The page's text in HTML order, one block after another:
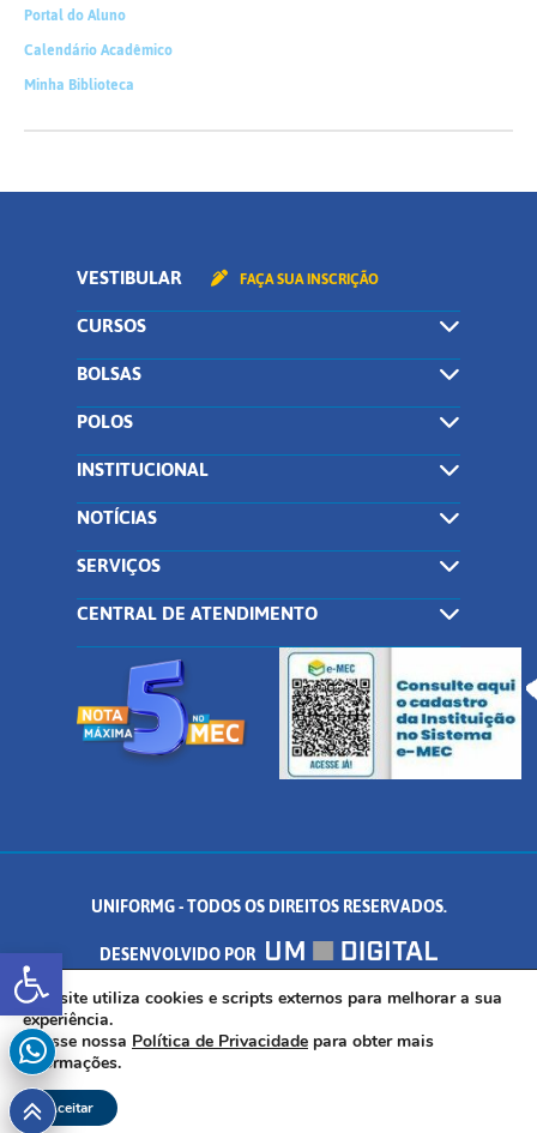
Abrir a barra de ferramentas
Portal do Aluno
Calendário Acadêmico
Minha Biblioteca
VESTIBULAR FAÇA SUA INSCRIÇÃO
CURSOS
BOLSAS
POLOS
INSTITUCIONAL
NOTÍCIAS
SERVIÇOS
CENTRAL DE ATENDIMENTO
UNIFORMG - TODOS OS DIREITOS RESERVADOS.
DESENVOLVIDO POR
AV. DR. ARNALDO DE SENNA, 328 - PALMEIRAS, FORMIGA/MG - CEP:
35.574.530
Este site utiliza cookies e scripts externos para melhorar a sua
experiência.
Acesse nossa Política de Privacidade para obter mais
informações.
Aceitar